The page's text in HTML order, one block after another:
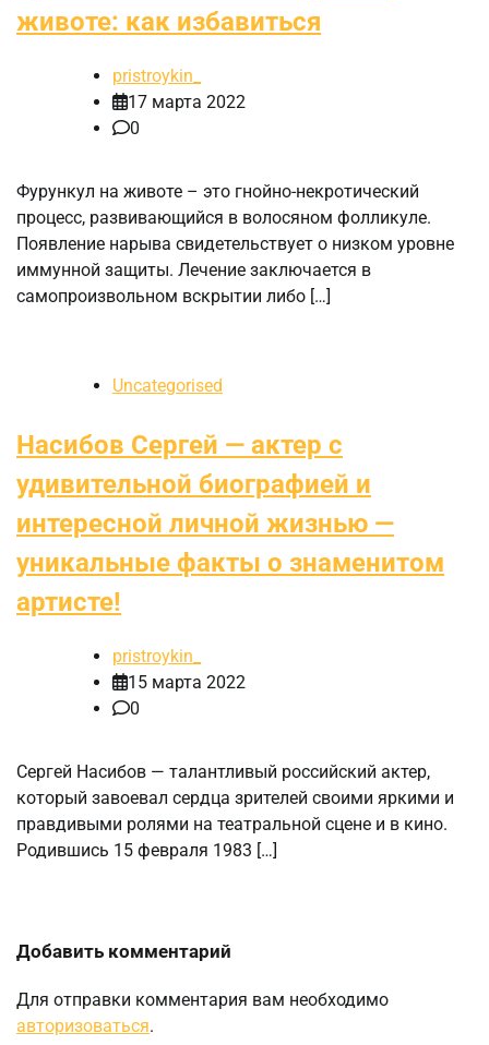
животе: как избавиться
pristroykin_
17 марта 2022
0
Фурункул на животе – это гнойно-некротический
процесс, развивающийся в волосяном фолликуле.
Появление нарыва свидетельствует о низком уровне
иммунной защиты. Лечение заключается в
самопроизвольном вскрытии либо […]
Uncategorised
Насибов Сергей — актер с
удивительной биографией и
интересной личной жизнью —
уникальные факты о знаменитом
артисте!
pristroykin_
15 марта 2022
0
Сергей Насибов — талантливый российский актер,
который завоевал сердца зрителей своими яркими и
правдивыми ролями на театральной сцене и в кино.
Родившись 15 февраля 1983 […]
Добавить комментарий
Для отправки комментария вам необходимо
авторизоваться.